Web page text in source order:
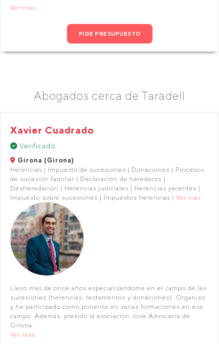
Ver más
PIDE PRESUPUESTO
Abogados cerca de Taradell
Xavier Cuadrado
Verificado
Girona (Girona)
Herencias | Impuesto de sucesiones | Donaciones | Procesos
de sucesión familiar | Declaración de herederos |
Desheredación | Herencias judiciales | Herencias yacentes |
Impuesto sobre sucesiones | Impuestos herencias | Ver más
Llevo más de once años especializandome en el campo de las
sucesiones (herencias, testamentos y donaciones). Organizo
y he participado como ponente en varias formaciones en ese
campo. Además, presido la asociación Jove Advocacia de
Girona.
Ver más